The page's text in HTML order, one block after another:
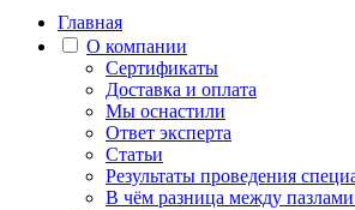
Главная
О компании
Сертификаты
Доставка и оплата
Мы оснастили
Ответ эксперта
Статьи
Результаты проведения
В чём разница между пазлами